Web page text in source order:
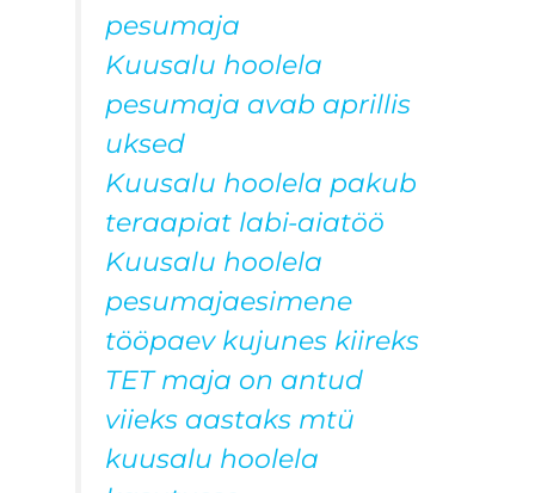
pesumaja
Kuusalu hoolela
pesumaja avab aprillis
uksed
Kuusalu hoolela pakub
teraapiat labi-aiatöö
Kuusalu hoolela
pesumajaesimene
tööpaev kujunes kiireks
TET maja on antud
viieks aastaks mtü
kuusalu hoolela